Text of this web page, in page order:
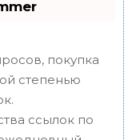
покупка
степенью
ссылок по